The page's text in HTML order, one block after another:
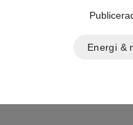
Energi &